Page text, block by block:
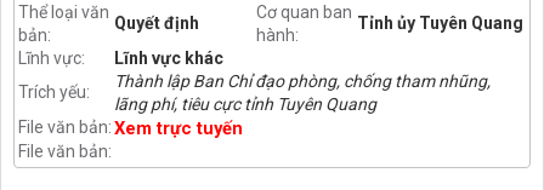
Thể loại văn
bản:
Quyết định
Cơ quan ban
hành:
Tỉnh ủy Tuyên Quang
Lĩnh vực:
Lĩnh vực khác
Trích yếu:
Thành lập Ban Chỉ đạo phòng, chống tham nhũng,
lãng phí, tiêu cực tỉnh Tuyên Quang
File văn bản:Xem trực tuyến
File văn bản: